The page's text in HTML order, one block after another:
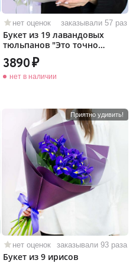
нет оценок заказывали 57 раз
Букет из 19 лавандовых
тюльпанов "Это точно
любовь!"
3890
нет в наличии
Приятно удивить!
нет оценок заказывали 93 раза
Букет из 9 ирисов